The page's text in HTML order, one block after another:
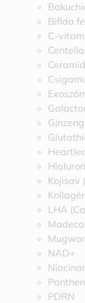
Bifida
C-
Ginzeng
Kojisav
LHA
NAD+
PDRN